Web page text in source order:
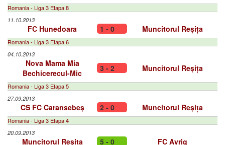
Romania - Liga 3 Etapa 8
11.10.2013
FC Hunedoara 1 - 0 Muncitorul Reșița
Romania - Liga 3 Etapa 6
04.10.2013
Nova Mama Mia
Bechicerecul-Mic
3 - 2 Muncitorul Reșița
Romania - Liga 3 Etapa 5
27.09.2013
CS FC Caransebeș 2 - 0 Muncitorul Reșița
Romania - Liga 3 Etapa 4
20.09.2013
Muncitorul Reșița 5 - 0 FC Avrig